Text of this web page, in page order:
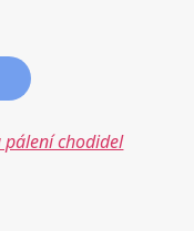
pálení chodidel